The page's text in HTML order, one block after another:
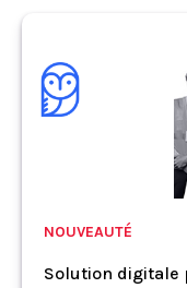
NOUVEAUTÉ
Solution digitale